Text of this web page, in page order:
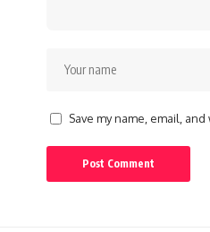
Save my name, email,